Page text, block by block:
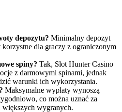
depozytu? Minimalny depozyt
dla graczy z ograniczonym
spiny? Tak, Slot Hunter Casino
z darmowymi spinami, jednak
warunki ich wykorzystania.
Maksymalne wypłaty wynoszą
co można uznać za
większych wygranych.